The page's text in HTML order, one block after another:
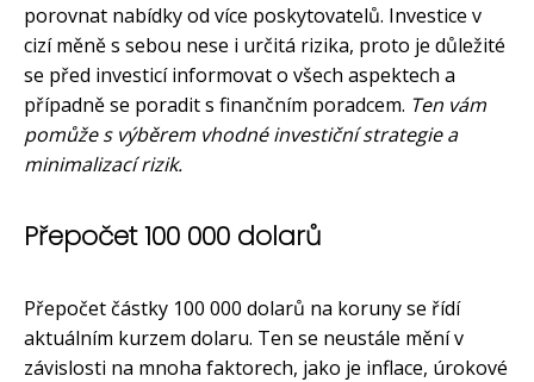
porovnat nabídky od více poskytovatelů. Investice v
cizí měně s sebou nese i určitá rizika, proto je důležité
se před investicí informovat o všech aspektech a
případně se poradit s finančním poradcem. Ten vám
pomůže s výběrem vhodné investiční strategie a
minimalizací rizik.
Přepočet 100 000 dolarů
Přepočet částky 100 000 dolarů na koruny se řídí
aktuálním kurzem dolaru. Ten se neustále mění v
závislosti na mnoha faktorech, jako je inflace, úrokové